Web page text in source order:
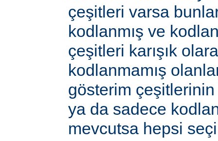
çeşitleri varsa
kodlanmış ve
çeşitleri karışık
kodlanmamış
gösterim
ya da sadece
mevcutsa hepsi